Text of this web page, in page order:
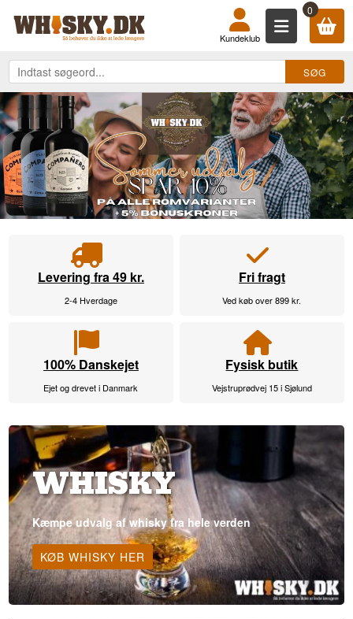
KØB DIN WHISKY, ROM, GIN, 0
Kundeklub
Levering fra 49 kr.
2-4 Hverdage
Fri fragt
Ved køb over 899 kr.
100% Danskejet
Ejet og drevet i Danmark
Fysisk butik
Vejstruprødvej 15 i Sjølund
WHISKY
Kæmpe udvalg af whisky fra hele verden
KØB WHISKY HER